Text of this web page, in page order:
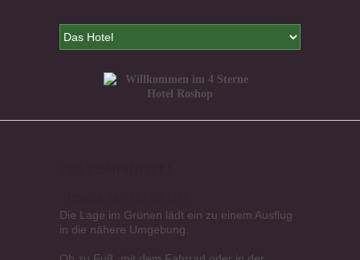
Die Lage im Grünen lädt ein zu einem Ausflug
in die nähere Umgebung.